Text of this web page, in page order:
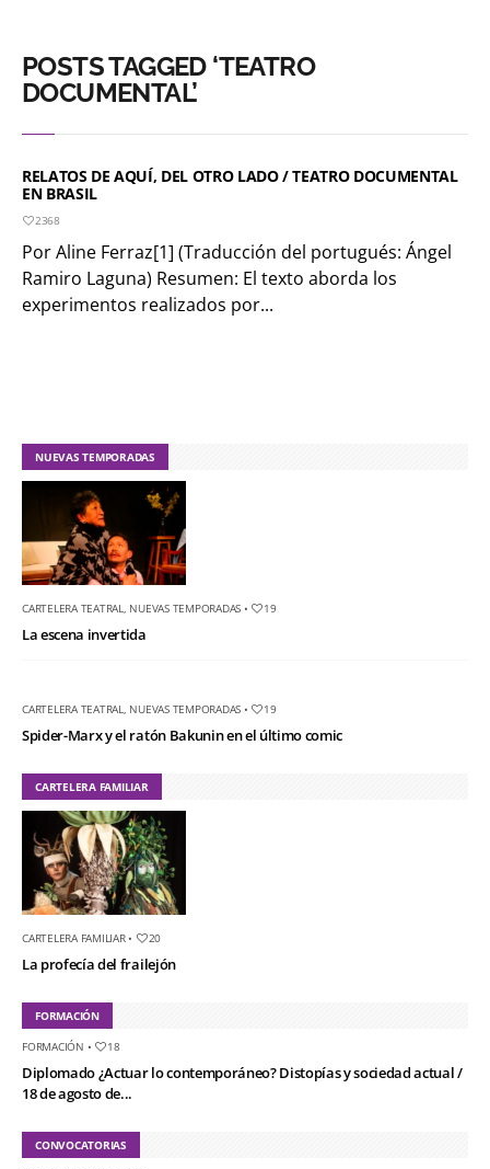
POSTS TAGGED ‘TEATRO
DOCUMENTAL’
RELATOS DE AQUÍ, DEL OTRO LADO / TEATRO DOCUMENTAL
EN BRASIL
2368
Por Aline Ferraz[1] (Traducción del portugués: Ángel
Ramiro Laguna) Resumen: El texto aborda los
experimentos realizados por...
NUEVAS TEMPORADAS
CARTELERA TEATRAL NUEVAS TEMPORADAS • 19
La escena invertida
CARTELERA TEATRAL NUEVAS TEMPORADAS • 19
Spider-Marx y el ratón Bakunin en el último comic
CARTELERA FAMILIAR
CARTELERA FAMILIAR• 20
La profecía del frailejón
FORMACIÓN
FORMACIÓN • 18
Diplomado ¿Actuar lo contemporáneo? Distopías y sociedad actual /
18 de agosto de...
CONVOCATORIAS